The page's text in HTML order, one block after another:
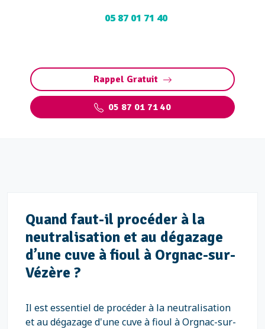
05 87 01 71 40
Rappel Gratuit
05 87 01 71 40
Quand faut-il procéder à la
neutralisation et au dégazage
d’une cuve à fioul à Orgnac-sur-
Vézère ?
Il est essentiel de procéder à la neutralisation
et au dégazage d'une cuve à fioul à Orgnac-sur-